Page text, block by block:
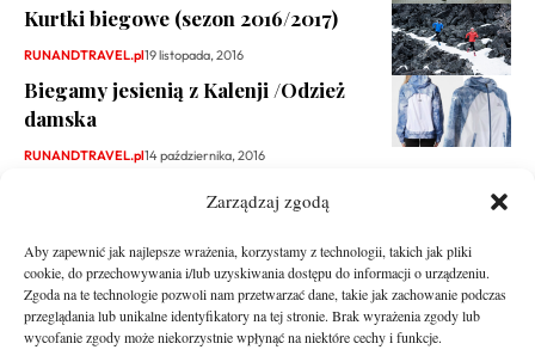
Zarządzaj zgodą
Aby zapewnić jak najlepsze wrażenia, korzystamy z technologii, takich jak pliki
cookie, do przechowywania i/lub uzyskiwania dostępu do informacji o urządzeniu.
Zgoda na te technologie pozwoli nam przetwarzać dane, takie jak zachowanie podczas
przeglądania lub unikalne identyfikatory na tej stronie. Brak wyrażenia zgody lub
wycofanie zgody może niekorzystnie wpłynąć na niektóre cechy i funkcje.
Kurtki biegowe (sezon 2016/2017)
RUNANDTRAVEL.pl19 listopada, 2016
Biegamy jesienią z Kalenji /Odzież
damska
RUNANDTRAVEL.pl14 października, 2016